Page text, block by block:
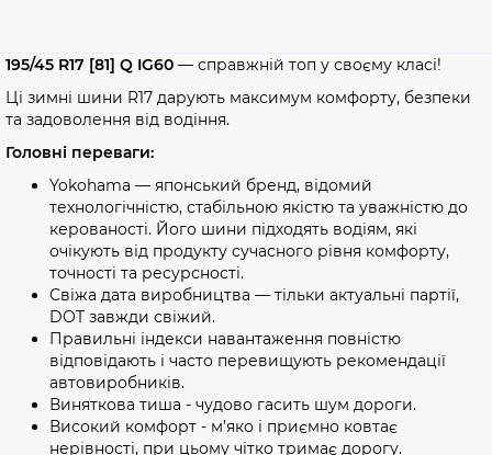
195/45 R17 [81] Q IG60 — справжній топ у своєму класі!
Ці зимні шини R17 дарують максимум комфорту, безпеки
та задоволення від водіння.
Головні переваги:
Yokohama — японський бренд, відомий
технологічністю, стабільною якістю та уважністю до
керованості. Його шини підходять водіям, які
очікують від продукту сучасного рівня комфорту,
точності та ресурсності.
Свіжа дата виробництва — тільки актуальні партії,
DOT завжди свіжий.
Правильні індекси навантаження повністю
відповідають і часто перевищують рекомендації
автовиробників.
Виняткова тиша - чудово гасить шум дороги.
Високий комфорт - м’яко і приємно ковтає
нерівності, при цьому чітко тримає дорогу.